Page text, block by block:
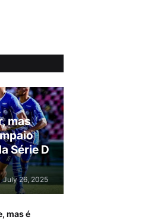
mas
Série D
July 26, 2025
mas é